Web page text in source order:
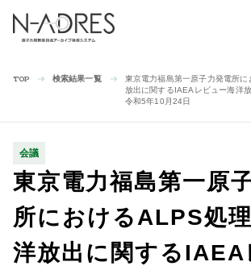
TOP 検索結果一覧
東京電力福島第一原子力発電所
放出に関するIAEAレビュー海洋
令和5年10月24日
会議
東京電力福島第一原
所におけるALPS処
洋放出に関するIAEA